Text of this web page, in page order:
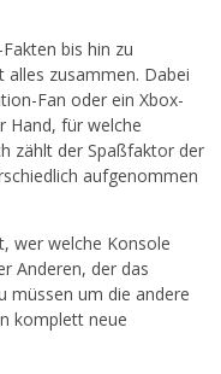
bis hin zu
zusammen. Dabei
Fan oder ein Xbox-
Hand, für welche
zählt der Spaßfaktor der
aufgenommen
wer welche Konsole
Anderen, der das
müssen um die andere
komplett neue